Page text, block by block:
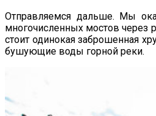
Отправляемся дальше. Мы
многочисленных мостов через
стоит одинокая заброшенная
бушующие воды горной реки.